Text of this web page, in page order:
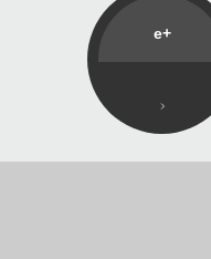
e+